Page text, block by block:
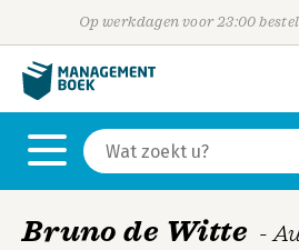
Op werkdagen voor 23:00
Bruno de Witte -